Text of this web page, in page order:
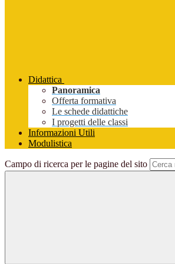
Didattica
Panoramica
Offerta formativa
Le schede didattiche
I progetti delle classi
Informazioni Utili
Modulistica
Campo di ricerca per le pagine del sito